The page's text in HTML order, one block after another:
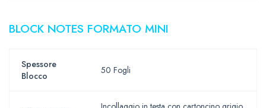
BLOCK NOTES FORMATO MINI
Spessore
Blocco
50 Fogli